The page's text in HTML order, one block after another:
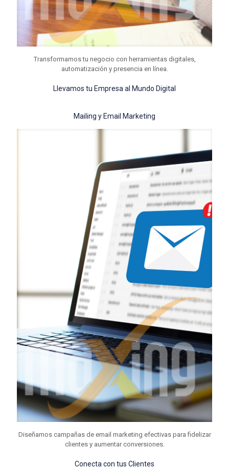
Transformamos tu negocio con herramientas digitales,
automatización y presencia en línea.
Llevamos tu Empresa al Mundo Digital
Mailing y Email Marketing
Diseñamos campañas de email marketing efectivas para fidelizar
clientes y aumentar conversiones.
Conecta con tus Clientes